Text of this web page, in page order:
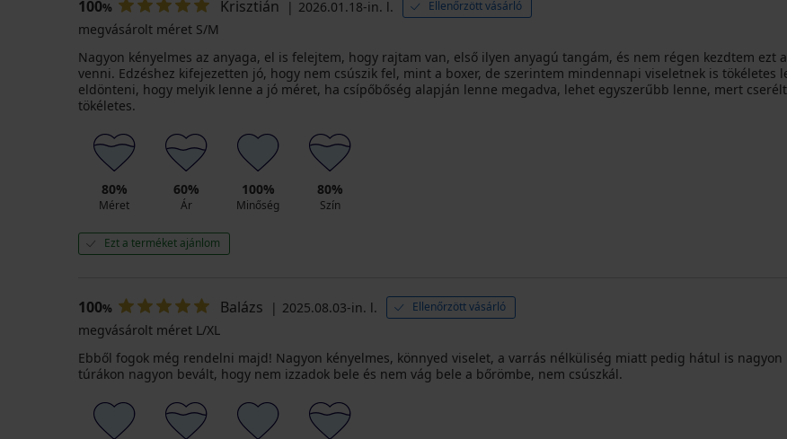
100% Krisztián 2026.01.18-in. l. Ellenőrzött vásárló
megvásárolt méret S/M
Nagyon kényelmes az anyaga, el is felejtem, hogy rajtam van, első ilyen anyagú tangám, és nem régen kezdtem
venni. Edzéshez kifejezetten jó, hogy nem csúszik fel, mint a boxer, de szerintem mindennapi viseletnek is tökéletes
eldönteni, hogy melyik lenne a jó méret, ha csípőbőség alapján lenne megadva, lehet egyszerűbb lenne, mert
tökéletes.
80%
Méret
60%
Ár
100%
Minőség
80%
Szín
Ezt a terméket ajánlom
100% Balázs 2025.08.03-in. l. Ellenőrzött vásárló
megvásárolt méret L/XL
Ebből fogok még rendelni majd! Nagyon kényelmes, könnyed viselet, a varrás nélküliség miatt pedig hátul is nagyon
túrákon nagyon bevált, hogy nem izzadok bele és nem vág bele a bőrömbe, nem csúszkál.